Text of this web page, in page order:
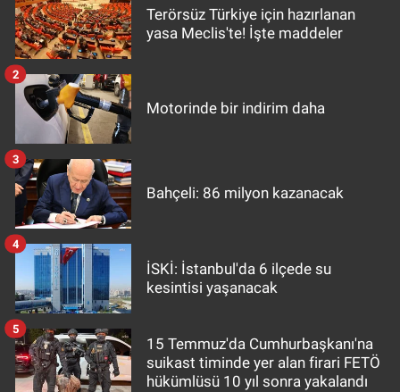
Terörsüz Türkiye için hazırlanan
yasa Meclis'te! İşte maddeler
Motorinde bir indirim daha
2
Bahçeli: 86 milyon kazanacak
3
İSKİ: İstanbul'da 6 ilçede su
kesintisi yaşanacak
4
15 Temmuz'da Cumhurbaşkanı'na
suikast timinde yer alan firari FETÖ
hükümlüsü 10 yıl sonra yakalandı
5